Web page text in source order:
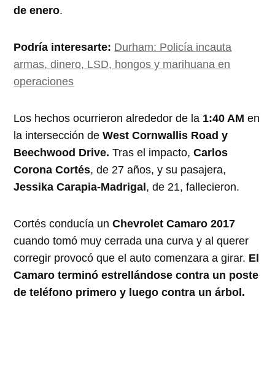
de enero.
Podría interesarte: Durham: Policía incauta
armas, dinero, LSD, hongos y marihuana en
operaciones
Los hechos ocurrieron alrededor de la 1:40 AM en
la intersección deWest Cornwallis Road y
Beechwood Drive. Tras el impacto,Carlos
Corona Cortés, de 27 años, y su pasajera,
Jessika Carapia-Madrigal, de 21, fallecieron.
Cortés conducía unChevrolet Camaro 2017
cuando tomó muy cerrada una curva y al querer
corregir provocó que el auto comenzara a girar. El
Camaro terminó estrellándose contra un poste
de teléfono primero y luego contra un árbol.